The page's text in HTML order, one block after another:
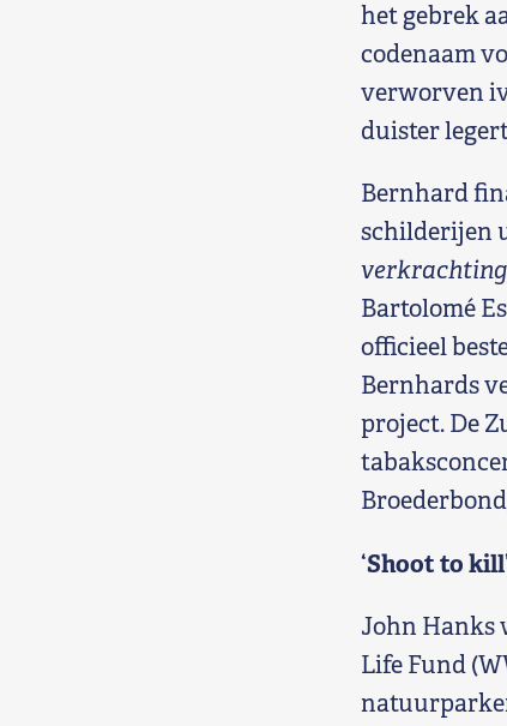
het gebrek
codenaam
verworven
duister
Bernhard
schilderijen
Bartolomé
officieel
Bernhards
project. De
‘Shoot to
John Hanks
Life Fund